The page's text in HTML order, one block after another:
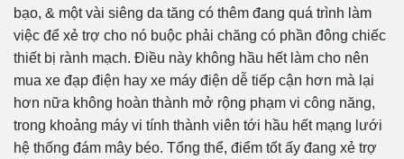
bạo, & một vài siêng da tăng có thêm đang quá trình làm
việc để xẻ trợ cho nó buộc phải chăng có phần đông chiếc
thiết bị rành mạch. Điều này không hầu hết làm cho nên
mua xe đạp điện hay xe máy điện dễ tiếp cận hơn mà lại
hơn nữa không hoàn thành mở rộng phạm vi công năng,
trong khoảng máy vi tính thành viên tới hầu hết mạng lưới
hệ thống đám mây béo. Tổng thể, điểm tốt ấy đang xẻ trợ